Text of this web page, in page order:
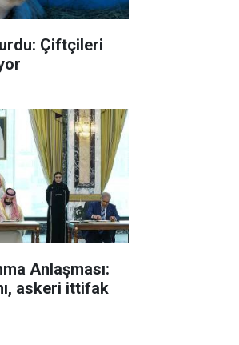
Çiftçileri
Anlaşması:
askeri ittifak